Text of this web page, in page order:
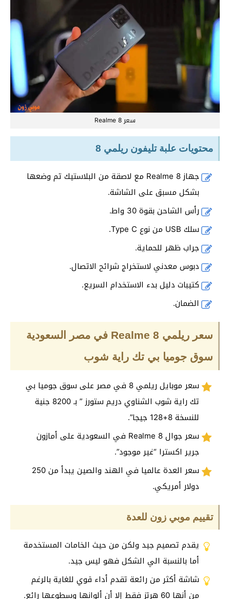
سعر Realme 8
محتويات علبة تليفون ريلمي 8
جهاز Realme 8 مع لاصقة من البلاستيك تم وضعها
بشكل مسبق على الشاشة.
رأس الشاحن بقوة 30 واط.
سلك USB من نوع Type C.
جراب ظهر للحماية.
دبوس معدني لاستخراج شرائح الاتصال.
كتيبات دليل بدء الاستخدام السريع.
الضمان.
سعر ريلمي Realme 8 في مصر السعودية
سوق جوميا بي تك راية شوب
سعر موبايل ريلمي 8 في مصر على سوق جوميا بي
تك راية شوب الشناوي دريم ستورز ” بـ 8200 جنية
للنسخة 8+128 جيجا”.
سعر جوال Realme 8 في السعودية على أمازون
جرير اكسترا “غير موجود”.
سعر العدة عالميا في الهند والصين يبدأ من 250
دولار أمريكي.
تقييم موبي زون للعدة
يقدم تصميم جيد ولكن من حيث الخامات المستخدمة
أما بالنسبة الي الشكل فهو ليس جيد.
شاشة أكثر من رائعة تقدم أداء قوي للغاية بالرغم
من أنها 60 هرتز فقط إلا أن ألوانها وسطوعها رائع.